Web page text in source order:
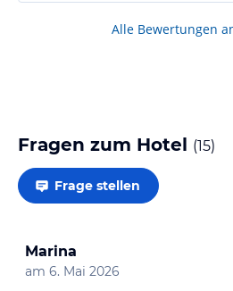
Alle Bewertungen
Fragen zum Hotel (15)
Frage stellen
Marina
am 6. Mai 2026